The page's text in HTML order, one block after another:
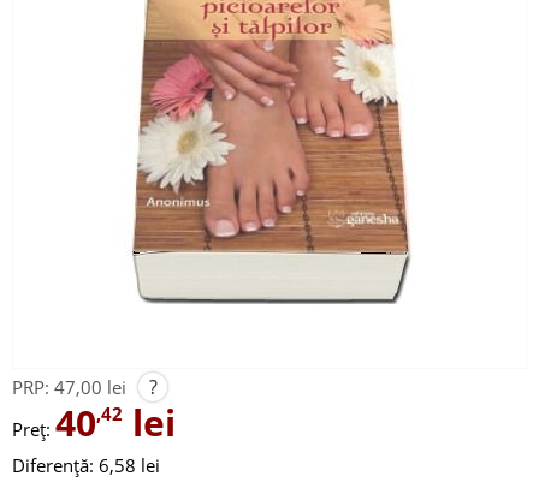
PRP: 47,00 lei ?
Preț: 40,42 lei
Diferență: 6,58 lei